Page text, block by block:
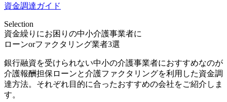
資金調達ガイド
Selection
資金繰りにお困りの中小介護事業者に
ローンorファクタリング業者3選
銀行融資を受けられない中小の介護事業者におすすめなのが
介護報酬担保ローンと介護ファクタリングを利用した資金調
達方法。それぞれ目的に合ったおすすめの会社をご紹介しま
す。